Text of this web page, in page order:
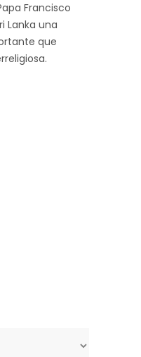
Francisco
Lanka una
que